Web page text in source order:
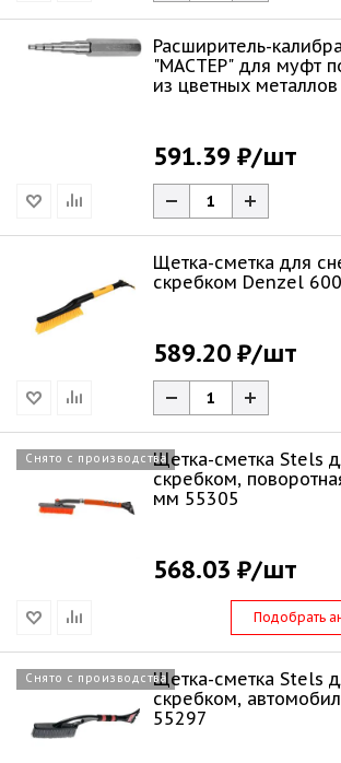
Расширитель-
"МАСТЕР" для муфт
из цветных
591.39 ₽/шт
Щетка-сметка для
скребком Denzel
589.20 ₽/шт
Снято с производстваЩетка-сметка Stels
скребком,
мм 55305
568.03 ₽/шт
Подобрать
Снято с производстваЩетка-сметка Stels
скребком,
55297